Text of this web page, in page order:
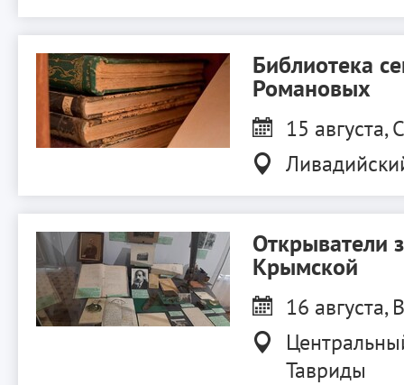
Библиотека
Романовых
15 августа,
Открыватели
Крымской
16 августа,
Тавриды